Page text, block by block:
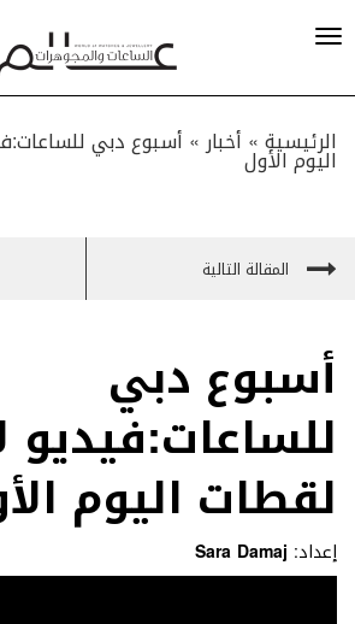
الرئيسية » أخبار» أسبوع دبي
اليوم الأول
المقالة التالية
أسبوع دبي
للساعات:فيديو
لقطات اليوم
إعداد: Sara Damaj